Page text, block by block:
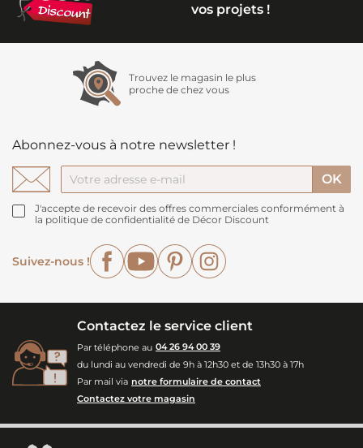
vos projets !
Trouvez le magasin le plus
proche de chez vous
Abonnez-vous à notre newsletter !
J'accepte de recevoir des offres commerciales conformément à
la politique de confidentialité de Décor Discount
Suivez-nous !
FacebookYouTubePinterest
Contactez le service client
Par téléphone au 04 26 94 00 39
du lundi au vendredi de 9h à 12h30 et de 13h30 à 17h
Par mail via notre formulaire de contact
Contactez votre magasin